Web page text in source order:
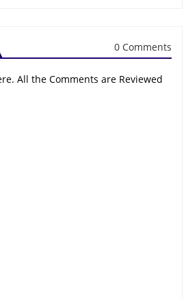
0 Comments
All the Comments are Reviewed